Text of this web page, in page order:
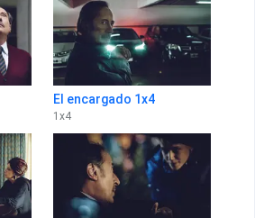
El encargado 1x4
1 x4